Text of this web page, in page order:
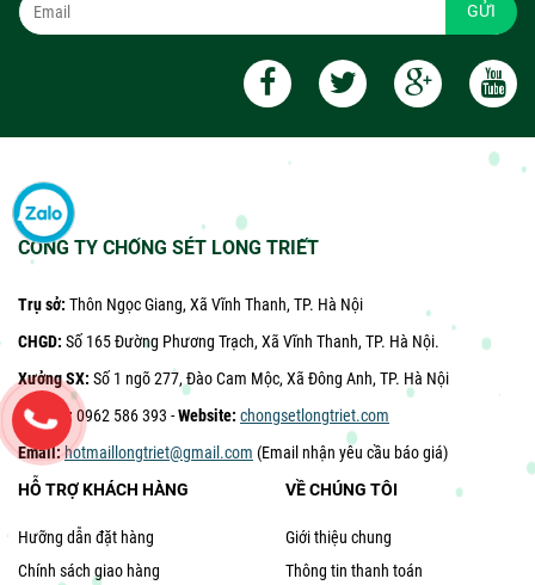
GỬI
CÔNG TY CHỐNG SÉT LONG TRIẾT
Trụ sở: Thôn Ngọc Giang, Xã Vĩnh Thanh, TP. Hà Nội
CHGD: Số 165 Đường Phương Trạch, Xã Vĩnh Thanh, TP. Hà Nội.
Xưởng SX: Số 1 ngõ 277, Đào Cam Mộc, Xã Đông Anh, TP. Hà Nội
Hotline: 0962 586 393 -Website: chongsetlongtriet.com
Email: hotmaillongtriet@gmail.com (Email nhận yêu cầu báo giá)
HỖ TRỢ KHÁCH HÀNG
Hưỡng dẫn đặt hàng
Chính sách giao hàng
VỀ CHÚNG TÔI
Giới thiệu chung
Thông tin thanh toán